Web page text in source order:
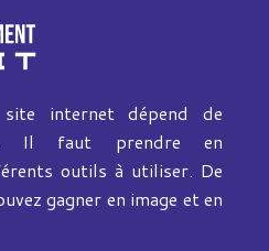
internet dépend de
Il faut prendre en
outils à utiliser. De
gagner en image et en